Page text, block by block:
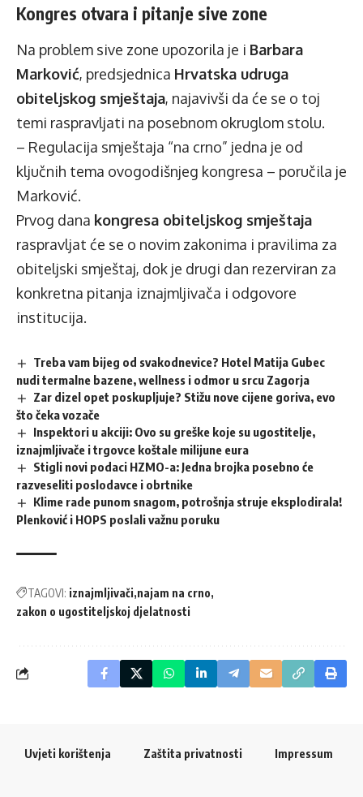
Kongres otvara i pitanje sive zone
Na problem sive zone upozorila je i Barbara
Marković, predsjednica Hrvatska udruga
obiteljskog smještaja, najavivši da će se o toj
temi raspravljati na posebnom okruglom stolu.
– Regulacija smještaja “na crno” jedna je od
ključnih tema ovogodišnjeg kongresa – poručila je
Marković.
Prvog dana kongresa obiteljskog smještaja
raspravljat će se o novim zakonima i pravilima za
obiteljski smještaj, dok je drugi dan rezerviran za
konkretna pitanja iznajmljivača i odgovore
institucija.
Treba vam bijeg od svakodnevice? Hotel Matija Gubec
nudi termalne bazene, wellness i odmor u srcu Zagorja
Zar dizel opet poskupljuje? Stižu nove cijene goriva, evo
što čeka vozače
Inspektori u akciji: Ovo su greške koje su ugostitelje,
iznajmljivače i trgovce koštale milijune eura
Stigli novi podaci HZMO-a: Jedna brojka posebno će
razveseliti poslodavce i obrtnike
Klime rade punom snagom, potrošnja struje eksplodirala!
Plenković i HOPS poslali važnu poruku
TAGOVI: iznajmljivači najam na crno
zakon o ugostiteljskoj djelatnosti
Uvjeti korištenja Zaštita privatnosti Impressum